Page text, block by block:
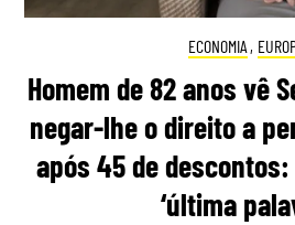
ECONOMIA ,
Homem de 82 anos vê
negar-lhe o direito a
após 45 de
‘última